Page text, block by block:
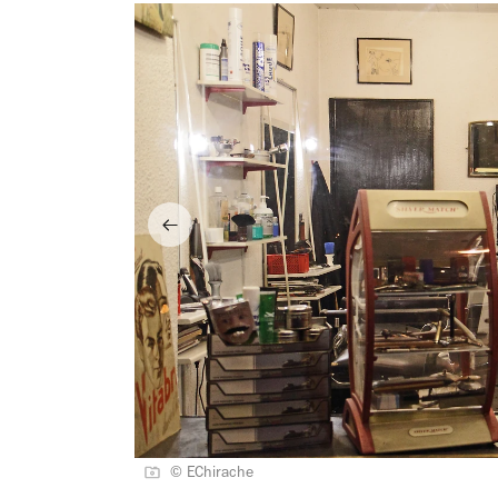
© EChirache